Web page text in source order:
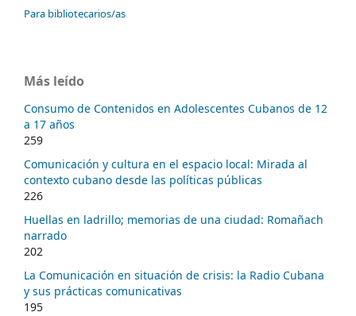
Para bibliotecarios/as
Más leído
Consumo de Contenidos en Adolescentes Cubanos de 12
a 17 años
259
Comunicación y cultura en el espacio local: Mirada al
contexto cubano desde las políticas públicas
226
Huellas en ladrillo; memorias de una ciudad: Romañach
narrado
202
La Comunicación en situación de crisis: la Radio Cubana
y sus prácticas comunicativas
195